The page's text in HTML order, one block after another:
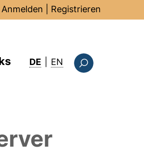
Anmelden Registrieren
DE EN : this page in